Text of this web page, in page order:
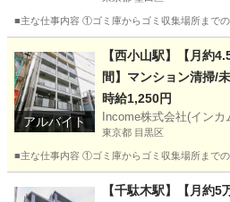
■主な仕事内容 ①ゴミ庫からゴミ収集場所まで
その他 Web
アルバイト
【西小山駅】【月約
間】マンション清掃/
山)
時給1,250円
Income株式会社(インカ
東京都 目黒区
■主な仕事内容 ①ゴミ庫からゴミ収集場所まで
その他 時給
【千駄木駅】【月約